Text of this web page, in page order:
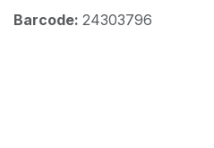
Barcode: 24303796